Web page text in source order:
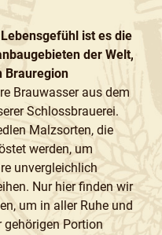
ist es die
der Welt,
Brauregion
Brauwasser aus dem
Schlossbrauerei.
Malzsorten, die
werden, um
unvergleichlich
Nur hier finden wir
um in aller Ruhe und
Portion